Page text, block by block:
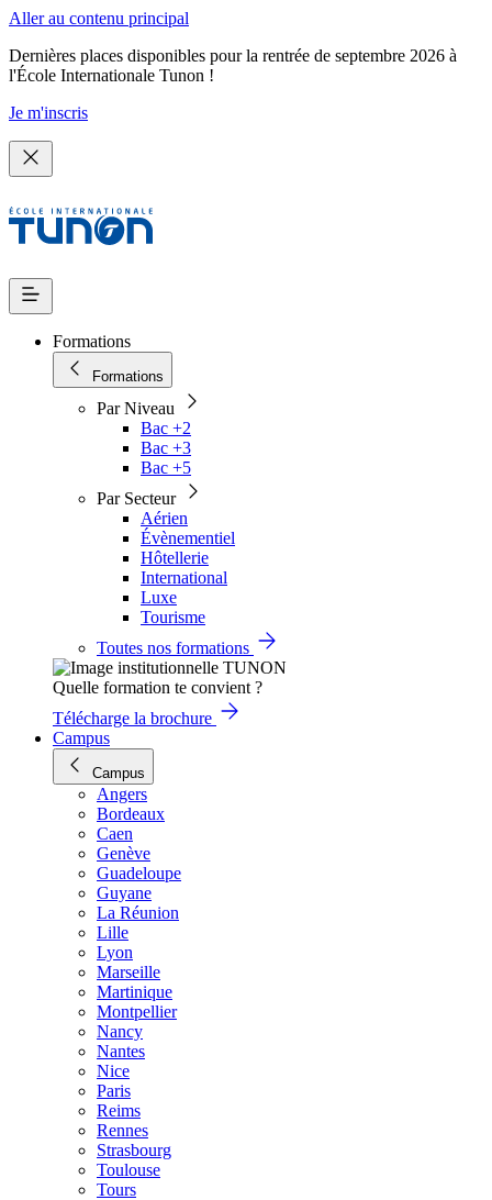
Aller au contenu principal
Dernières places disponibles pour la rentrée de septembre 2026 à
l'École Internationale Tunon !
Je m'inscris
Formations
Formations
Par Niveau
Bac +2
Bac +3
Bac +5
Par Secteur
Aérien
Évènementiel
Hôtellerie
International
Luxe
Tourisme
Toutes nos formations
Quelle formation te convient ?
Télécharge la brochure
Campus
Campus
Angers
Bordeaux
Caen
Genève
Guadeloupe
Guyane
La Réunion
Lille
Lyon
Marseille
Martinique
Montpellier
Nancy
Nantes
Nice
Paris
Reims
Rennes
Strasbourg
Toulouse
Tours